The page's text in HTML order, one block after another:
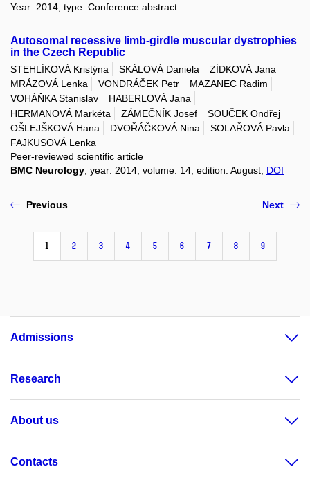
Year: 2014, type: Conference abstract
Autosomal recessive limb-girdle muscular dystrophies
in the Czech Republic
STEHLÍKOVÁ Kristýna SKÁLOVÁ Daniela
ZÍDKOVÁ Jana
MRÁZOVÁ Lenka
VONDRÁČEK Petr
MAZANEC Radim
VOHÁŇKA Stanislav
HABERLOVÁ Jana
HERMANOVÁ Markéta
ZÁMEČNÍK Josef
SOUČEK Ondřej
OŠLEJŠKOVÁ Hana
DVOŘÁČKOVÁ Nina
SOLAŘOVÁ Pavla
FAJKUSOVÁ Lenka
Peer-reviewed scientific article
BMC Neurology, year: 2014, volume: 14, edition: August, DOI
Previous
1 2 3 4 5 6 7 8 9
Next
Admissions
Research
About us
Contacts